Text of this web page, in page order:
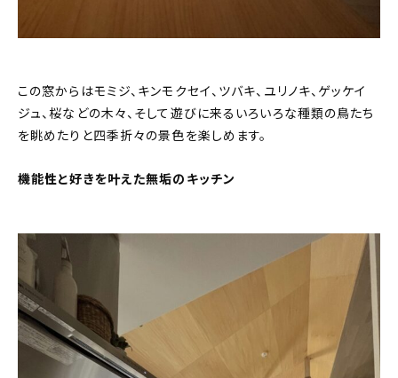
この窓からはモミジ、キンモクセイ、ツバキ、ユリノキ、ゲッケイ
ジュ、桜などの木々、そして遊びに来るいろいろな種類の鳥たち
を眺めたりと四季折々の景色を楽しめます。
機能性と好きを叶えた無垢のキッチン